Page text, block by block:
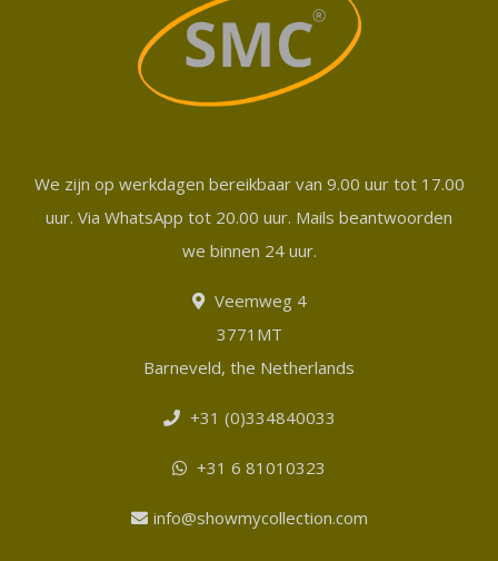
We zijn op werkdagen bereikbaar van 9.00 uur tot 17.00
uur. Via WhatsApp tot 20.00 uur. Mails beantwoorden
we binnen 24 uur.
Veemweg 4
3771MT
Barneveld, the Netherlands
+31 (0)334840033
+31 6 81010323
info@showmycollection.com